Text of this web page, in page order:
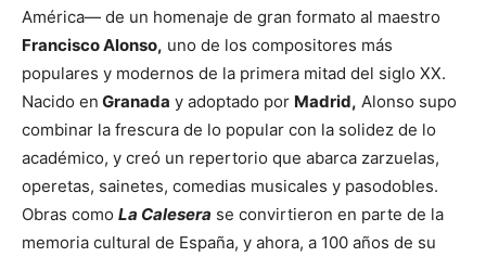
América— de un homenaje de gran formato al maestro
Francisco Alonso, uno de los compositores más
populares y modernos de la primera mitad del siglo XX.
Nacido en Granada y adoptado por Madrid, Alonso supo
combinar la frescura de lo popular con la solidez de lo
académico, y creó un repertorio que abarca zarzuelas,
operetas, sainetes, comedias musicales y pasodobles.
Obras como La Calesera se convirtieron en parte de la
memoria cultural de España, y ahora, a 100 años de su